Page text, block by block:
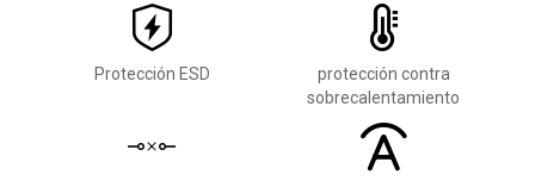
Protección ESD
protección contra
sobrecalentamiento